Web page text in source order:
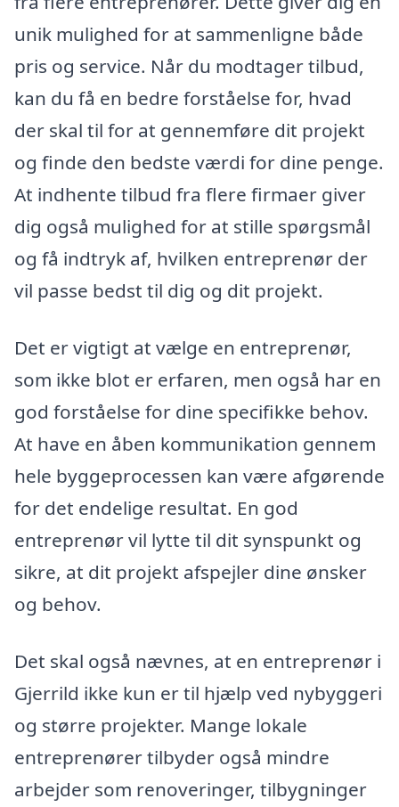
unik mulighed for at sammenligne både
pris og service. Når du modtager tilbud,
kan du få en bedre forståelse for, hvad
der skal til for at gennemføre dit projekt
og finde den bedste værdi for dine penge.
At indhente tilbud fra flere firmaer giver
dig også mulighed for at stille spørgsmål
og få indtryk af, hvilken entreprenør der
vil passe bedst til dig og dit projekt.
Det er vigtigt at vælge en entreprenør,
som ikke blot er erfaren, men også har en
god forståelse for dine specifikke behov.
At have en åben kommunikation gennem
hele byggeprocessen kan være afgørende
for det endelige resultat. En god
entreprenør vil lytte til dit synspunkt og
sikre, at dit projekt afspejler dine ønsker
og behov.
Det skal også nævnes, at en entreprenør i
Gjerrild ikke kun er til hjælp ved nybyggeri
og større projekter. Mange lokale
entreprenører tilbyder også mindre
arbejder som renoveringer, tilbygninger